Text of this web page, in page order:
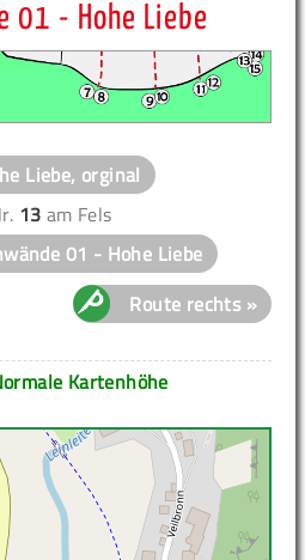
01 - Hohe Liebe
Liebe, orginal
13 am Fels
01 - Hohe Liebe
Route rechts »
Kartenhöhe